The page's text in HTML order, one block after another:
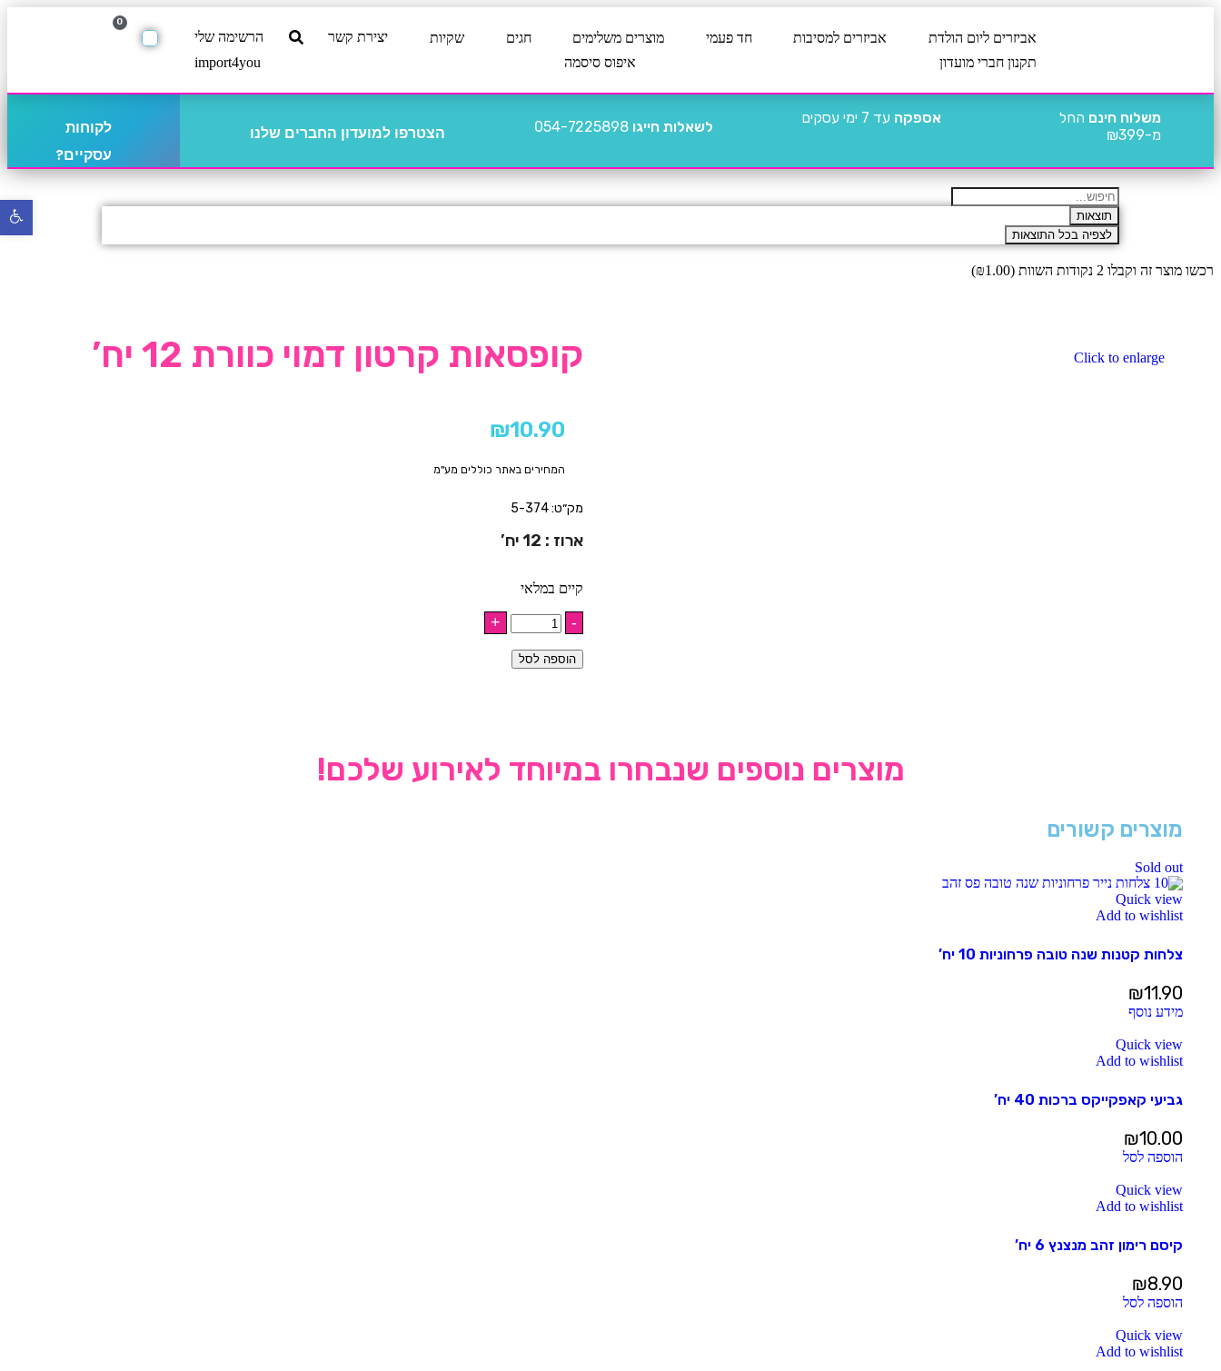
אביזרים ליום הולדת אביזרים למסיבות חד פעמי מוצרים משלימים חגים שקיות יצירת קשר
הרשימה שלי
תקנון חברי מועדון
איפוס סיסמה import4you
0
משלוח חינם החל
מ-₪399
אספקה עד 7 ימי עסקים
לשאלות חייגו 054-7225898 הצטרפו למועדון החברים שלנו
לקוחות
עסקיים?
תוצאות
לצפיה בכל התוצאות
רכשו מוצר זה וקבלו 2 נקודות השוות ( ₪1.00
)
Click to enlarge קופסאות קרטון דמוי כוורת 12 יח’
₪10.90
המחירים באתר כוללים מע"מ
מק״ט: 5-374
ארוז : 12 יח’
קיים במלאי
הוספה לסל
מוצרים נוספים שנבחרו במיוחד לאירוע שלכם!
מוצרים קשורים
Sold out
Quick view
Add to wishlist
צלחות קטנות שנה טובה פרחוניות 10 יח’
₪11.90
מידע נוסף
Quick view
Add to wishlist
גביעי קאפקייקס ברכות 40 יח’
₪10.00
הוספה לסל
Quick view
Add to wishlist
קיסם רימון זהב מנצנץ 6 יח’
₪8.90
הוספה לסל
Quick view
Add to wishlist
פתח